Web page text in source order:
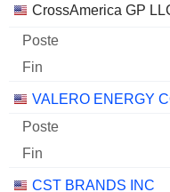
CrossAmerica GP
VALERO ENERGY
CST BRANDS INC